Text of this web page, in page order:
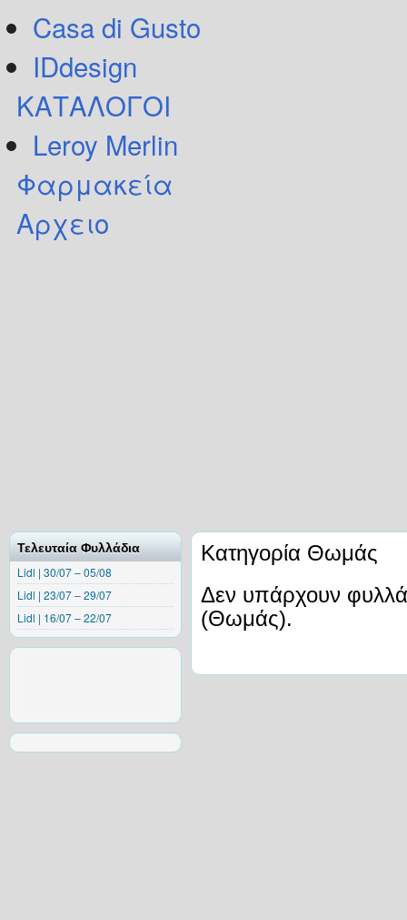
Casa di Gusto
IDdesign
ΚΑΤΑΛΟΓΟΙ
Leroy Merlin
Φαρμακεία
Αρχειο
Τελευταία Φυλλάδια
Lidl | 30/07 – 05/08
Lidl | 23/07 – 29/07
Lidl | 16/07 – 22/07
Κατηγορία Θωμάς
Δεν υπάρχουν
(Θωμάς).